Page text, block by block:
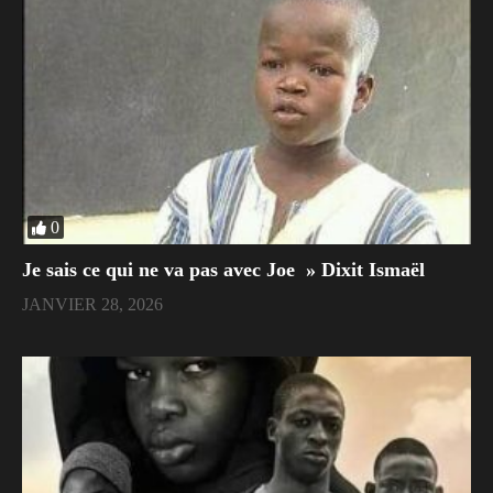
0
Je sais ce qui ne va pas avec Joe » Dixit Ismaël
JANVIER 28, 2026